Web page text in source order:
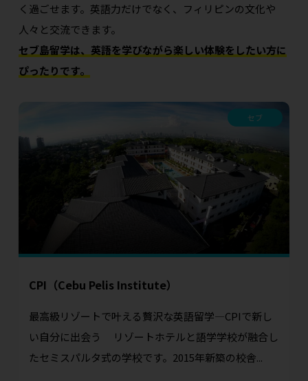
く過ごせます。英語力だけでなく、フィリピンの文化や
人々と交流できます。
セブ島留学は、英語を学びながら楽しい体験をしたい方に
ぴったりです。
セブ
CPI（Cebu Pelis Institute）
最高級リゾートで叶える贅沢な英語留学—CPIで新し
い自分に出会う リゾートホテルと語学学校が融合し
たセミスパルタ式の学校です。2015年新築の校舎...